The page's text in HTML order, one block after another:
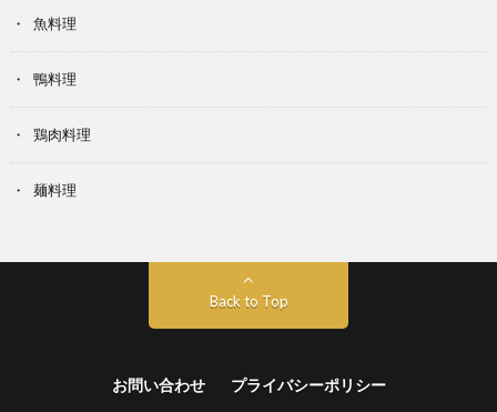
魚料理
鴨料理
鶏肉料理
麺料理
Back to Top
お問い合わせ プライバシーポリシー